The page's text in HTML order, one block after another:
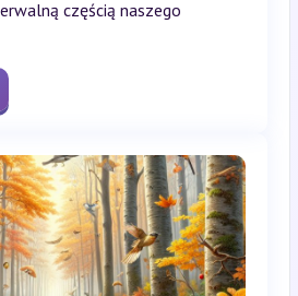
częścią naszego